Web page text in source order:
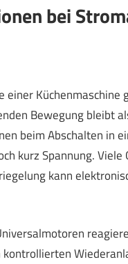
bei
Bewegung bleibt
beim Abschalten in
kurz Spannung.
kann